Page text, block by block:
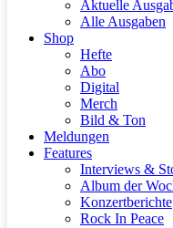
Aktuelle
Alle Ausgaben
Shop
Hefte
Abo
Digital
Merch
Bild & Ton
Meldungen
Features
Interviews &
Album der
Konzertberichte
Rock In Peace